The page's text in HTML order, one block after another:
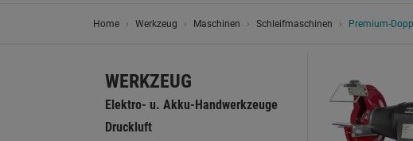
Home Werkzeug Maschinen Schleifmaschinen Premium-
WERKZEUG
Elektro- u. Akku-Handwerkzeuge
Druckluft